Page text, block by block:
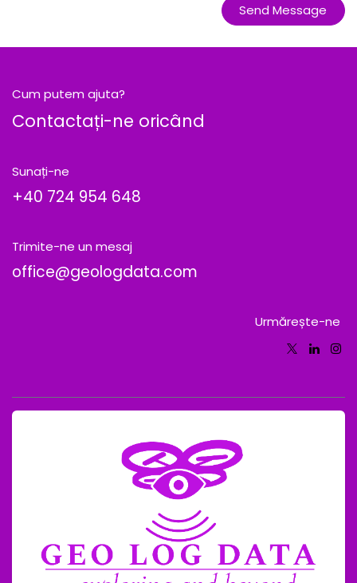
Send Message
Cum putem ajuta?
Contactați-ne oricând
Sunați-ne
+40 724 954 648
Trimite-ne un mesaj
office@geologdata.com
Urmărește-ne